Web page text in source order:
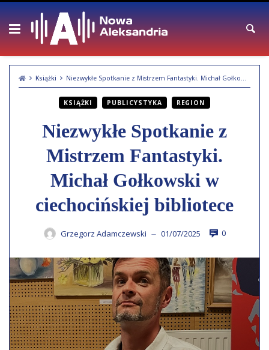
Skip
content
Książki Niezwykłe Spotkanie z Mistrzem Fantastyki. Michał Gołkowski w ciechocińskiej bibliotece
KSIĄŻKI PUBLICYSTYKA REGION
Niezwykłe Spotkanie z
Mistrzem Fantastyki.
Michał Gołkowski w
ciechocińskiej bibliotece
Grzegorz Adamczewski — 01/07/2025 0